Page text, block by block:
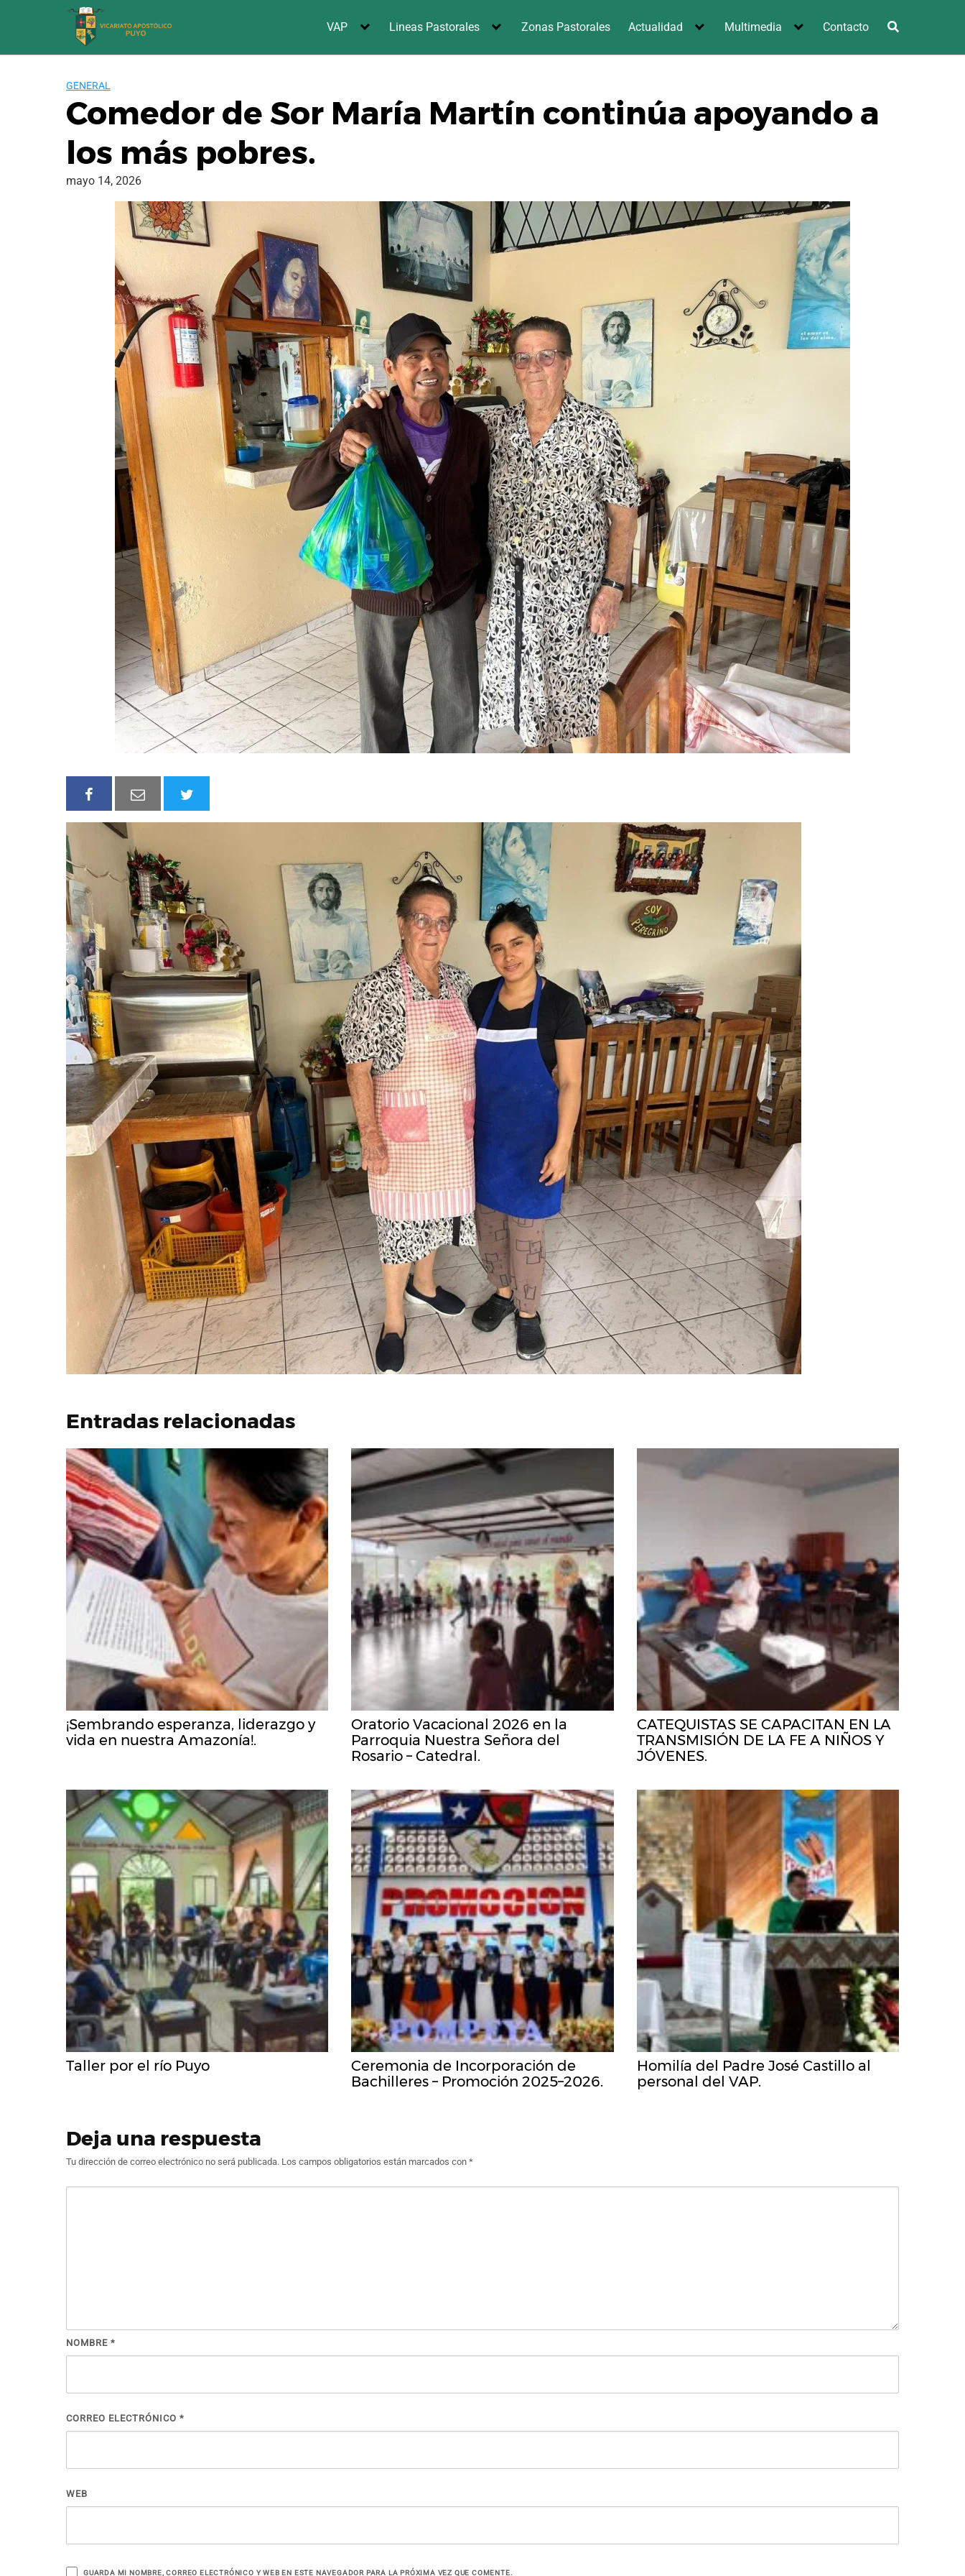
VAP Lineas Pastorales Zonas Pastorales Actualidad Multimedia Contacto
GENERAL
Comedor de Sor María Martín continúa apoyando a
los más pobres.
mayo 14, 2026
Entradas relacionadas
¡Sembrando esperanza, liderazgo y
vida en nuestra Amazonía!.
Oratorio Vacacional 2026 en la
Parroquia Nuestra Señora del
Rosario – Catedral.
CATEQUISTAS SE CAPACITAN EN LA
TRANSMISIÓN DE LA FE A NIÑOS Y
JÓVENES.
Taller por el río Puyo
Ceremonia de Incorporación de
Bachilleres – Promoción 2025–2026.
Homilía del Padre José Castillo al
personal del VAP.
Deja una respuesta
Tu dirección de correo electrónico no será publicada. Los campos obligatorios están marcados con *
NOMBRE *
CORREO ELECTRÓNICO *
WEB
GUARDA MI NOMBRE, CORREO ELECTRÓNICO Y WEB EN ESTE NAVEGADOR PARA LA PRÓXIMA VEZ QUE COMENTE.